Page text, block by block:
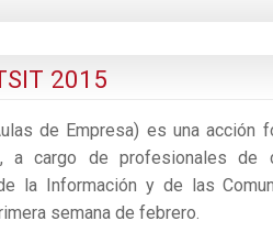
2015
de Empresa) es una acción
, a cargo de profesionales de
la Información y de las
semana de febrero.